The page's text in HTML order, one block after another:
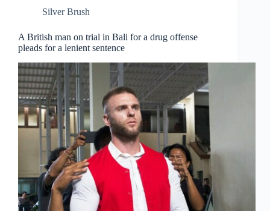
Silver Brush
A British man on trial in Bali for a drug offense
pleads for a lenient sentence